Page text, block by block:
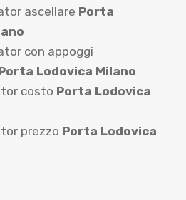
ascellare Porta
con appoggi
Lodovica Milano
costo Porta Lodovica
prezzo Porta Lodovica